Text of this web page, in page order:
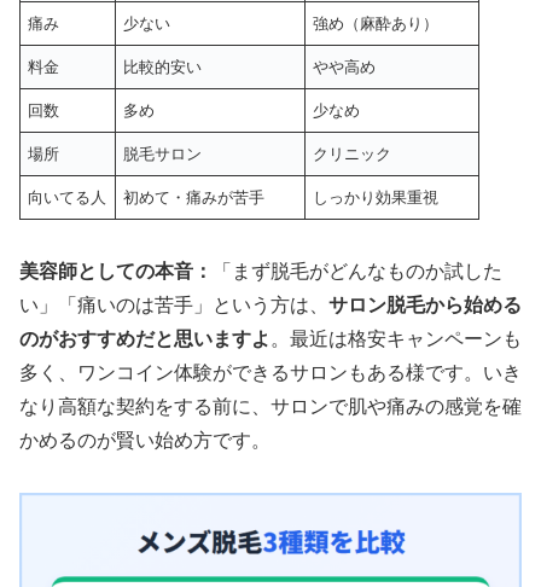
痛み 少ない 強め（麻酔あり）
料金 比較的安い やや高め
回数 多め 少なめ
場所 脱毛サロン クリニック
向いてる人 初めて・痛みが苦手 しっかり効果重視
美容師としての本音：
「まず脱毛がどんなものか試した
い」「痛いのは苦手」という方は、 サロン脱毛から始める
のがおすすめだと思いますよ 。最近は格安キャンペーンも
多く、ワンコイン体験ができるサロンもある様です。いき
なり高額な契約をする前に、サロンで肌や痛みの感覚を確
かめるのが賢い始め方です。